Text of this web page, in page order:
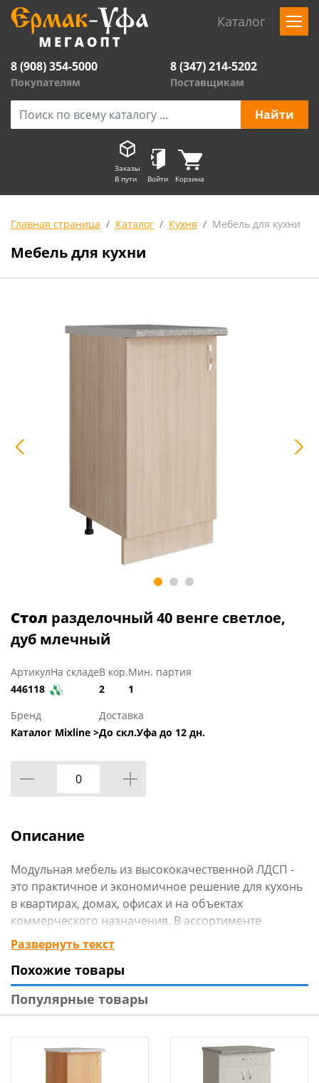
Каталог
8 (908) 354-5000
Покупателям
8 (347) 214-5202
Поставщикам
Заказы
В пути
Войти Корзина
Главная страница Каталог Кухня Мебель для кухни
Мебель для кухни
Стол разделочный 40 венге светлое,
дуб млечный
Артикул
446118
На складеВ кор.
2
Мин. партия
1
Бренд
Каталог Mixline >
Доставка
До скл.Уфа до 12 дн.
Описание
Модульная мебель из высококачественной ЛДСП -
это практичное и экономичное решение для кухонь
в квартирах, домах, офисах и на объектах
коммерческого назначения. В ассортименте
представлены напольные и навесные элементы,
позволяющие собрать гарнитур под любые задачи.
- Изделия оснащены цоколем, который защищает
корпус от контакта с полом и облегчает уборку.
Развернуть текст
Похожие товары
Популярные товары